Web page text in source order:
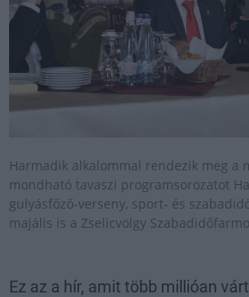
Harmadik alkalommal rendezik meg a
mondható tavaszi programsorozatot
gulyásfőző-verseny, sport- és
majális is a Zselicvölgy
Ez az a hír, amit több millióan